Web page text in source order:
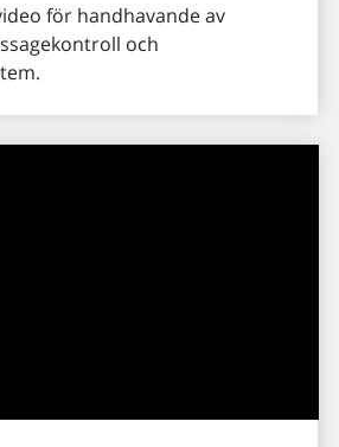
för handhavande av
och